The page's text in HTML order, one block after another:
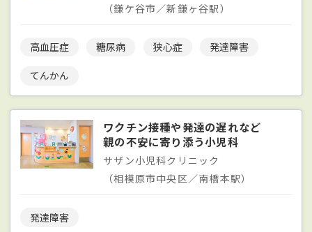
更年期障害 痔
片頭痛
（鎌ケ谷市／新鎌ヶ谷駅）
高血圧症 糖尿病 狭心症 発達障害
てんかん
ワクチン接種や発達の遅れなど
親の不安に寄り添う小児科
サザン小児科クリニック
（相模原市中央区／南橋本駅）
発達障害